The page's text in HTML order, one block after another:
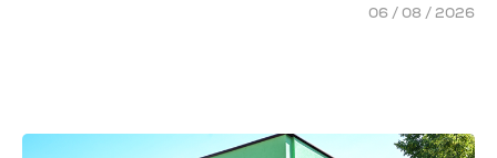
06 / 08 / 2026